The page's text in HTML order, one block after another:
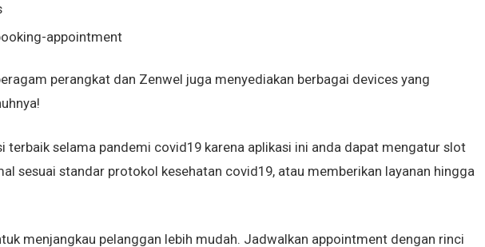
appointment
perangkat dan Zenwel juga menyediakan berbagai devices yang
terbaik selama pandemi covid19 karena aplikasi ini anda dapat mengatur slot
sesuai standar protokol kesehatan covid19, atau memberikan layanan hingga
menjangkau pelanggan lebih mudah. Jadwalkan appointment dengan rinci